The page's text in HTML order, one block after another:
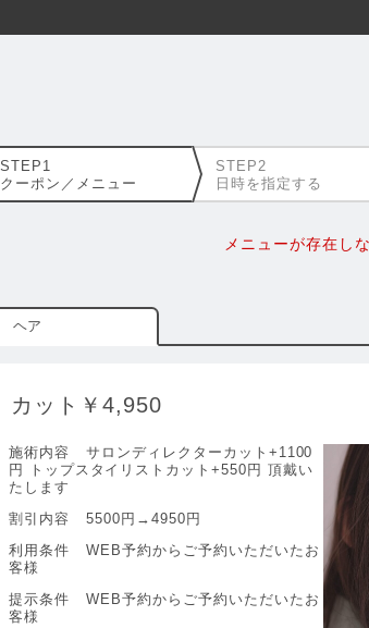
クーポン／メニュー 日時を指定する
メニューが存在し
ヘア
カット￥4,950
施術内容
サロンディレクターカット+1100
円 トップスタイリストカット+550円 頂戴い
たします
割引内容
5500円→4950円
利用条件
WEB予約からご予約いただいたお
客様
提示条件
WEB予約からご予約いただいたお
客様